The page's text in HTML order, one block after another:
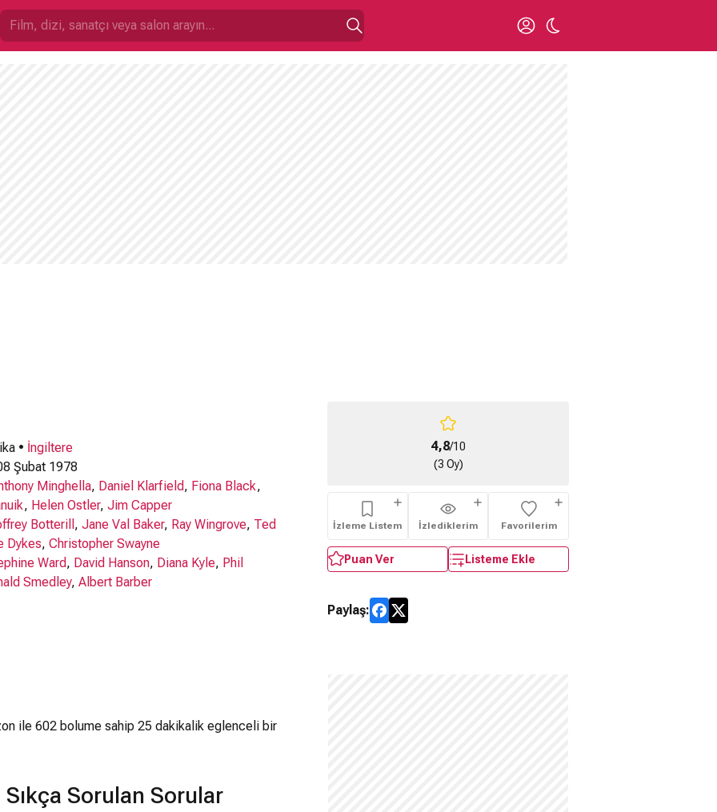
• İngiltere
Şubat 1978
Minghella, Daniel Klarfield, Fiona Black,
, Helen Ostler, Jim Capper
Botterill , Jane Val Baker, Ray Wingrove, Ted
Dykes, Christopher Swayne
Ward, David Hanson, Diana Kyle, Phil
Smedley, Albert Barber
4,8/10
(3 Oy)
İzleme Listem İzlediklerim Favorilerim
Puan Ver Listeme Ekle
Paylaş:
ile 602 bolume sahip 25 dakikalik eglenceli bir
Sorulan Sorular